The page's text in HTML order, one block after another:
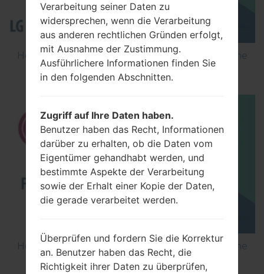
How to Flash Stock Firmware on LG Smartphone
using LG Flash Tool 2014?
How to Flash Stock Firmware on LG Smartphone
using LG UP?
Verarbeitung seiner Daten zu
widersprechen, wenn die Verarbeitung
aus anderen rechtlichen Gründen erfolgt,
mit Ausnahme der Zustimmung.
Ausführlichere Informationen finden Sie
in den folgenden Abschnitten.
Zugriff auf Ihre Daten haben.
Benutzer haben das Recht, Informationen
darüber zu erhalten, ob die Daten vom
Eigentümer gehandhabt werden, und
bestimmte Aspekte der Verarbeitung
sowie der Erhalt einer Kopie der Daten,
die gerade verarbeitet werden.
Überprüfen und fordern Sie die Korrektur
an. Benutzer haben das Recht, die
Richtigkeit ihrer Daten zu überprüfen,